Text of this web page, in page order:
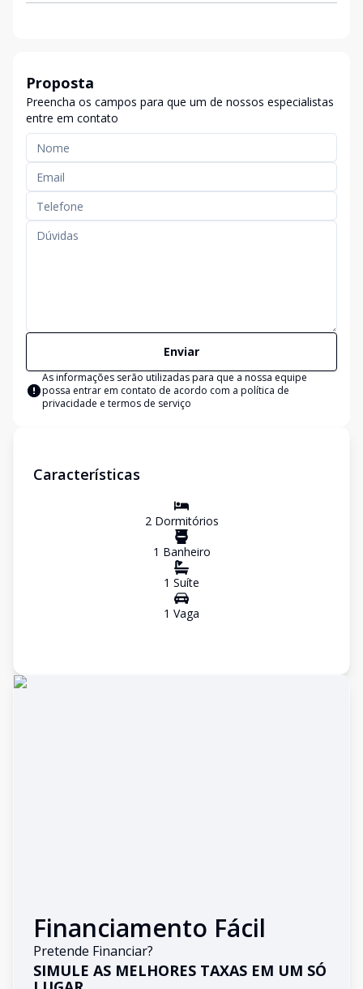
Proposta
Preencha os campos para que um de nossos especialistas
entre em contato
Enviar
As informações serão utilizadas para que a nossa equipe
possa entrar em contato de acordo com a política de
privacidade e termos de serviço
Características
2Dormitórios
1 Banheiro
1 Suíte
1 Vaga
Financiamento Fácil
Pretende Financiar?
SIMULE AS MELHORES TAXAS EM UM SÓ